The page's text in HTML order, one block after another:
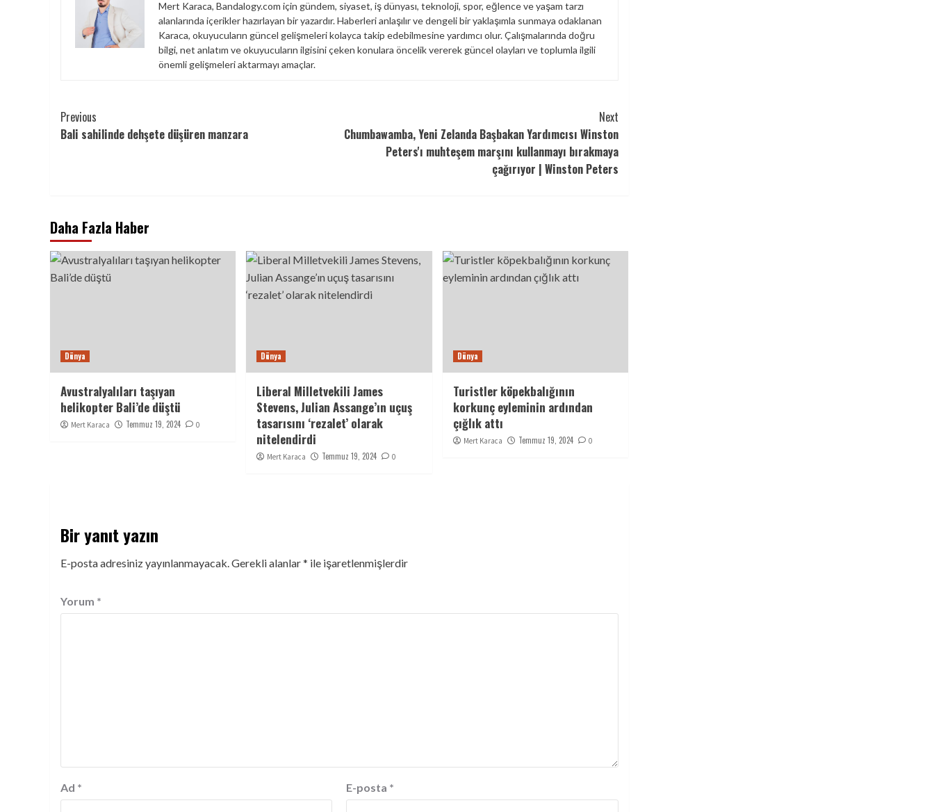
Mert Karaca, Bandalogy.com için gündem, siyaset, iş dünyası, teknoloji, spor, eğlence ve yaşam tarzı
alanlarında içerikler hazırlayan bir yazardır. Haberleri anlaşılır ve dengeli bir yaklaşımla sunmaya odaklanan
Karaca, okuyucuların güncel gelişmeleri kolayca takip edebilmesine yardımcı olur. Çalışmalarında doğru
bilgi, net anlatım ve okuyucuların ilgisini çeken konulara öncelik vererek güncel olayları ve toplumla ilgili
önemli gelişmeleri aktarmayı amaçlar.
Continue
Reading
Previous
Bali sahilinde dehşete düşüren manzara
Next
Chumbawamba, Yeni Zelanda Başbakan Yardımcısı Winston
Peters'ı muhteşem marşını kullanmayı bırakmaya
çağırıyor | Winston Peters
Daha Fazla Haber
Dünya
Avustralyalıları taşıyan
helikopter Bali’de düştü
Mert Karaca Temmuz 19, 2024 0
Dünya
Liberal Milletvekili James
Stevens, Julian Assange’ın uçuş
tasarısını ‘rezalet’ olarak
nitelendirdi
Mert Karaca Temmuz 19, 2024 0
Dünya
Turistler köpekbalığının
korkunç eyleminin ardından
çığlık attı
Mert Karaca Temmuz 19, 2024 0
Bir yanıt yazın
E-posta adresiniz yayınlanmayacak. Gerekli alanlar* ile işaretlenmişlerdir
Yorum *
Ad * E-posta *